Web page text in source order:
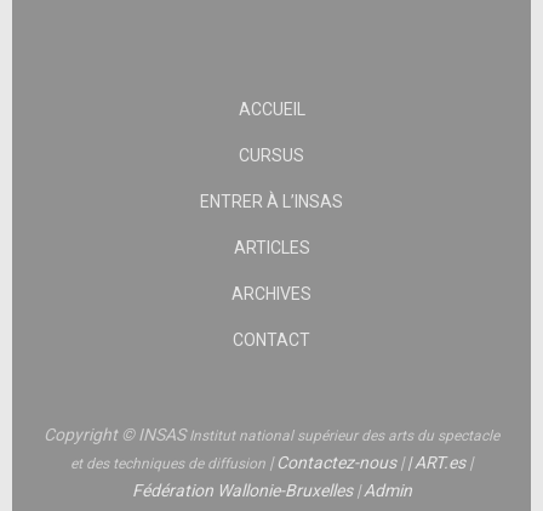
ACCUEIL
CURSUS
ENTRER À L’INSAS
ARTICLES
ARCHIVES
CONTACT
Copyright © INSASInstitut national supérieur des arts du spectacle
et des techniques de diffusion |Contactez-nous||ART.es|
Fédération Wallonie-Bruxelles|Admin